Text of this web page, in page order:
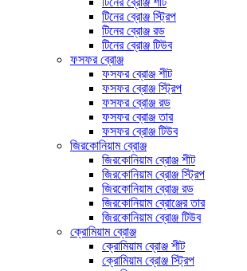
টিনের ব্রোঞ্জ স্ট্রিপ
টিনের ব্রোঞ্জ রড
টিনের ব্রোঞ্জ টিউব
ফসফর ব্রোঞ্জ
ফসফর ব্রোঞ্জ শীট
ফসফর ব্রোঞ্জ স্ট্রিপ
ফসফর ব্রোঞ্জ রড
ফসফর ব্রোঞ্জ তার
ফসফর ব্রোঞ্জ টিউব
জিরকোনিয়াম ব্রোঞ্জ
জিরকোনিয়াম ব্রোঞ্জ শীট
জিরকোনিয়াম ব্রোঞ্জ স্ট্রিপ
জিরকোনিয়াম ব্রোঞ্জ রড
জিরকোনিয়াম ব্রোঞ্জের তার
জিরকোনিয়াম ব্রোঞ্জ টিউব
ক্রোমিয়াম ব্রোঞ্জ
ক্রোমিয়াম ব্রোঞ্জ শীট
ক্রোমিয়াম ব্রোঞ্জ স্ট্রিপ